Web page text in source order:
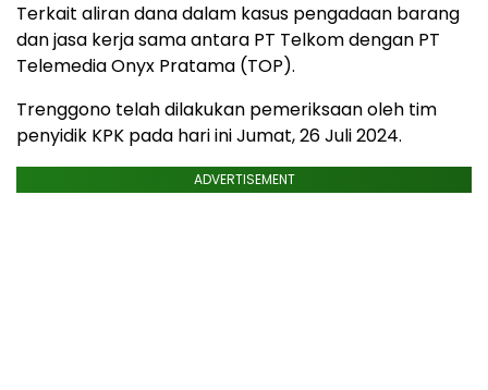
Terkait aliran dana dalam kasus pengadaan barang
dan jasa kerja sama antara PT Telkom dengan PT
Telemedia Onyx Pratama (TOP).
Trenggono telah dilakukan pemeriksaan oleh tim
penyidik KPK pada hari ini Jumat, 26 Juli 2024.
ADVERTISEMENT